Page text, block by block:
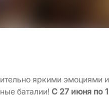
яркими эмоциями и
баталии! С 27 июня по 1